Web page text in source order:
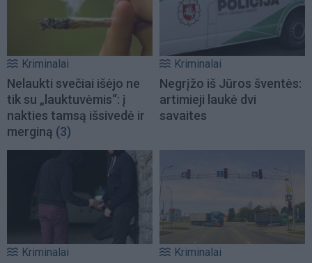
Kriminalai
Nelaukti svečiai išėjo ne
tik su „lauktuvėmis“: į
nakties tamsą išsivedė ir
merginą (3)
Kriminalai
Negrįžo iš Jūros šventės:
artimieji laukė dvi
savaites
Kriminalai Kriminalai